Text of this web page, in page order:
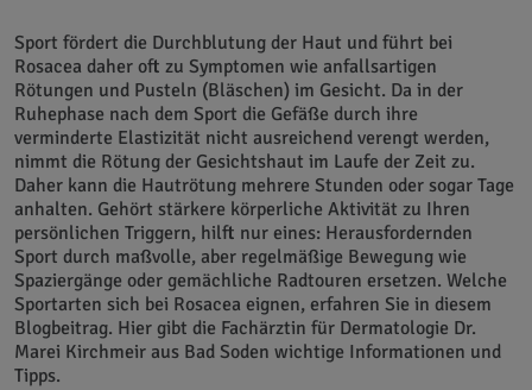
Sport fördert die Durchblutung der Haut und führt bei
Rosacea daher oft zu Symptomen wie anfallsartigen
Rötungen und Pusteln (Bläschen) im Gesicht. Da in der
Ruhephase nach dem Sport die Gefäße durch ihre
verminderte Elastizität nicht ausreichend verengt werden,
nimmt die Rötung der Gesichtshaut im Laufe der Zeit zu.
Daher kann die Hautrötung mehrere Stunden oder sogar Tage
anhalten. Gehört stärkere körperliche Aktivität zu Ihren
persönlichen Triggern, hilft nur eines: Herausfordernden
Sport durch maßvolle, aber regelmäßige Bewegung wie
Spaziergänge oder gemächliche Radtouren ersetzen. Welche
Sportarten sich bei Rosacea eignen, erfahren Sie in diesem
Blogbeitrag. Hier gibt die Fachärztin für Dermatologie Dr.
Marei Kirchmeir aus Bad Soden wichtige Informationen und
Tipps.